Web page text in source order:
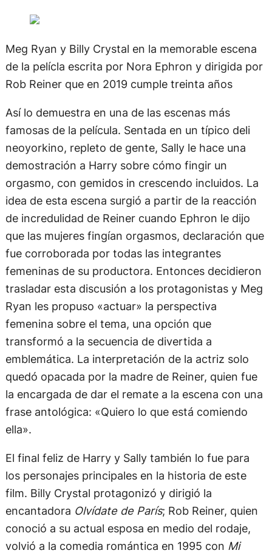
Meg Ryan y Billy Crystal en la memorable escena
de la pelícla escrita por Nora Ephron y dirigida por
Rob Reiner que en 2019 cumple treinta años
Así lo demuestra en una de las escenas más
famosas de la película. Sentada en un típico deli
neoyorkino, repleto de gente, Sally le hace una
demostración a Harry sobre cómo fingir un
orgasmo, con gemidos in crescendo incluidos. La
idea de esta escena surgió a partir de la reacción
de incredulidad de Reiner cuando Ephron le dijo
que las mujeres fingían orgasmos, declaración que
fue corroborada por todas las integrantes
femeninas de su productora. Entonces decidieron
trasladar esta discusión a los protagonistas y Meg
Ryan les propuso «actuar» la perspectiva
femenina sobre el tema, una opción que
transformó a la secuencia de divertida a
emblemática. La interpretación de la actriz solo
quedó opacada por la madre de Reiner, quien fue
la encargada de dar el remate a la escena con una
frase antológica: «Quiero lo que está comiendo
ella».
El final feliz de Harry y Sally también lo fue para
los personajes principales en la historia de este
film. Billy Crystal protagonizó y dirigió la
encantadora Olvídate de París; Rob Reiner, quien
conoció a su actual esposa en medio del rodaje,
volvió a la comedia romántica en 1995 con Mi